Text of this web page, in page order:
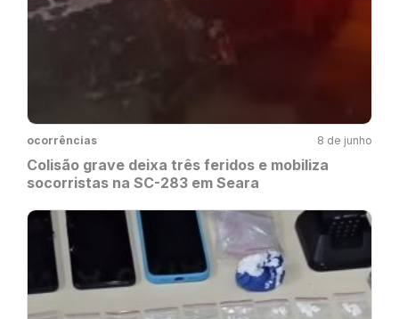
ocorrências 8 de junho
Colisão grave deixa três feridos e mobiliza
socorristas na SC-283 em Seara